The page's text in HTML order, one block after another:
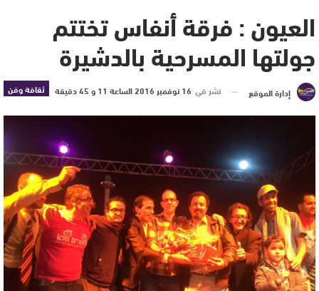
العيون : فرقة أنفاس تختتم
جولتها المسرحية بالدشيرة
ثقافة وفن إدارة الموقع نشر في 16 نوفمبر 2016 الساعة 11 و 45 دقيقة